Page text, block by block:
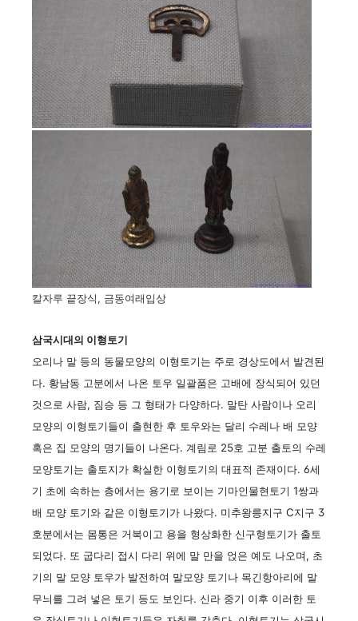
칼자루 끝장식, 금동여래입상
삼국시대의 이형토기
오리나 말 등의 동물모양의 이형토기는 주로 경상도에서 발견된
다. 황남동 고분에서 나온 토우 일괄품은 고배에 장식되어 있던
것으로 사람, 짐승 등 그 형태가 다양하다. 말탄 사람이나 오리
모양의 이형토기들이 출현한 후 토우와는 달리 수레나 배 모양
혹은 집 모양의 명기들이 나온다. 계림로 25호 고분 출토의 수레
모양토기는 출토지가 확실한 이형토기의 대표적 존재이다. 6세
기 초에 속하는 층에서는 용기로 보이는 기마인물현토기 1쌍과
배 모양 토기와 같은 이형토기가 나왔다. 미추왕릉지구 C지구 3
호분에서는 몸통은 거북이고 용을 형상화한 신구형토기가 출토
되었다. 또 굽다리 접시 다리 위에 말 만을 얹은 예도 나오며, 초
기의 말 모양 토우가 발전하여 말모양 토기나 목긴항아리에 말
무늬를 그려 넣은 토기 등도 보인다. 신라 중기 이후 이러한 토